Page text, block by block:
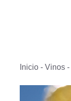
Inicio - Vinos -